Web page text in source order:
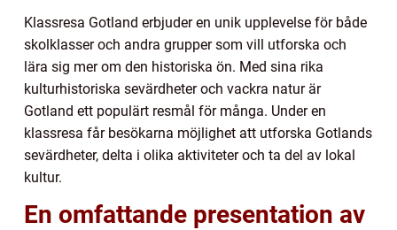
Klassresa Gotland erbjuder en unik upplevelse för både
skolklasser och andra grupper som vill utforska och
lära sig mer om den historiska ön. Med sina rika
kulturhistoriska sevärdheter och vackra natur är
Gotland ett populärt resmål för många. Under en
klassresa får besökarna möjlighet att utforska Gotlands
sevärdheter, delta i olika aktiviteter och ta del av lokal
kultur.
En omfattande presentation av